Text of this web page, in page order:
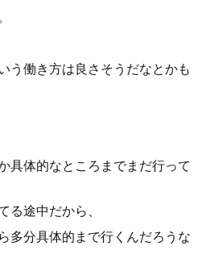
う働き方は良さそうだなとかも
具体的なところまでまだ行って
る途中だから、
多分具体的まで行くんだろうな